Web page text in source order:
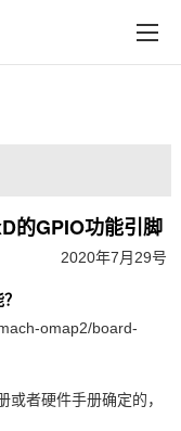
在线购买
的GPIO功能引脚
2020年7月29号
omap2/board-
或者硬件手册确定的，